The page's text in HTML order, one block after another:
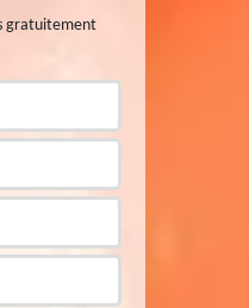
gratuitement